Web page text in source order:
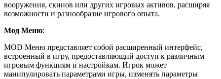
вооружения, скинов или других игровых активов, расширяя
возможности и разнообразие игрового опыта.
Мод Меню:
MOD Меню представляет собой расширенный интерфейс,
встроенный в игру, предоставляющий доступ к различным
игровым функциям и настройкам. Игрок может
манипулировать параметрами игры, изменять параметры